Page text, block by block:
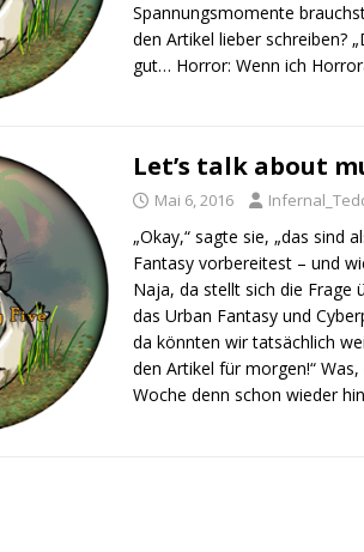
Spannungsmomente
den Artikel lieber schreiben?
gut… Horror: Wenn ich
Let’s talk about
Mai 6, 2016
„Okay,“ sagte sie, „das sind
Fantasy vorbereitest – und
Naja, da stellt sich die Frage
das Urban Fantasy und
da könnten wir tatsächlich
den Artikel für morgen!“
Woche denn schon wieder